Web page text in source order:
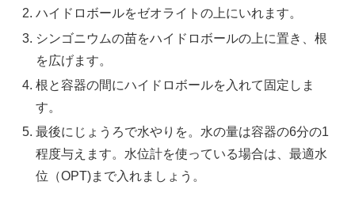
ハイドロボールをゼオライトの上にいれます。
シンゴニウムの苗をハイドロボールの上に置き、根
を広げます。
根と容器の間にハイドロボールを入れて固定しま
す。
最後にじょうろで水やりを。水の量は容器の6分の1
程度与えます。水位計を使っている場合は、最適水
位（OPT)まで入れましょう。
X
Facebook
LINE